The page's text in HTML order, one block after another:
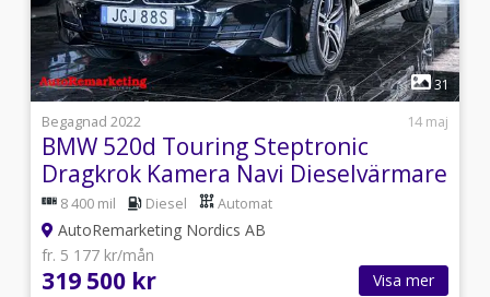
1
31
Begagnad 2022
14 maj
BMW 520d Touring Steptronic
Dragkrok Kamera Navi Dieselvärmare
8 400 mil Diesel Automat
AutoRemarketing Nordics AB
fr. 5 177 kr/mån
319 500 kr Visa mer